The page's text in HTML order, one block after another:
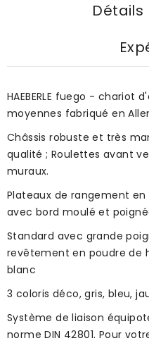
Détails
HAEBERLE fuego - chariot
moyennes fabriqué en
Châssis robuste et très
qualité ; Roulettes avant
muraux.
Plateaux de rangement
avec bord moulé et
Standard avec grande
revêtement en poudre de
blanc
3 coloris déco, gris, bleu,
Système de liaison
norme DIN 42801. Pour